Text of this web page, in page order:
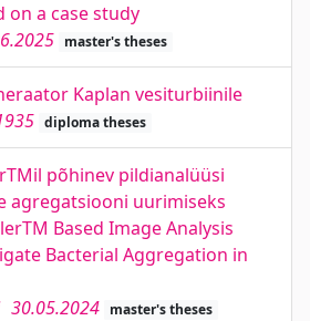
on a case study
master's theses
Kaplan vesiturbiinile
diploma theses
põhinev pildianalüüsi
agregatsiooni uurimiseks
Based Image Analysis
Bacterial Aggregation in
30.05.2024 master's theses